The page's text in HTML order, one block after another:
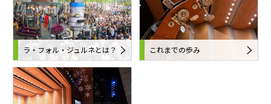
ラ・フォル・ジュルネとは？ これまでの歩み